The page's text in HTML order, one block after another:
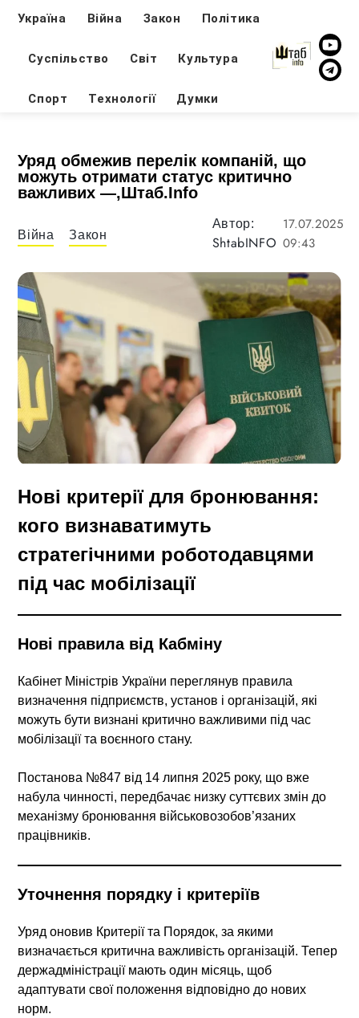
Україна Війна Закон Політика
Суспільство Світ Культура
Спорт Технології Думки
Уряд обмежив перелік компаній, що
можуть отримати статус критично
важливих —,Штаб.Info
Війна Закон
Автор:
ShtabINFO
17.07.2025
09:43
Нові критерії для бронювання:
кого визнаватимуть
стратегічними роботодавцями
під час мобілізації
Нові правила від Кабміну
Кабінет Міністрів України переглянув правила
визначення підприємств, установ і організацій, які
можуть бути визнані критично важливими під час
мобілізації та воєнного стану.
Постанова №847 від 14 липня 2025 року, що вже
набула чинності, передбачає низку суттєвих змін до
механізму бронювання військовозобов’язаних
працівників.
Уточнення порядку і критеріїв
Уряд оновив Критерії та Порядок, за якими
визначається критична важливість організацій. Тепер
держадміністрації мають один місяць, щоб
адаптувати свої положення відповідно до нових
норм.